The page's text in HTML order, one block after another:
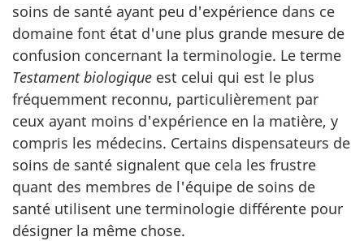
soins de santé ayant peu d'expérience dans ce
domaine font état d'une plus grande mesure de
confusion concernant la terminologie. Le terme
Testament biologique est celui qui est le plus
fréquemment reconnu, particulièrement par
ceux ayant moins d'expérience en la matière, y
compris les médecins. Certains dispensateurs de
soins de santé signalent que cela les frustre
quant des membres de l'équipe de soins de
santé utilisent une terminologie différente pour
désigner la même chose.